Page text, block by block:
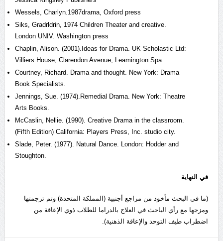
Wessels, Charlyn.1987drama, Oxford press
Siks, Gradrldrin, 1974 Children Theater and creative.
London UNIV. Washington press
Chaplin, Alison. (2001).Ideas for Drama. UK Scholastic Ltd:
Villiers House, Clarendon Avenue, Leamington Spa.
Courtney, Richard. Drama and thought. New York: Drama
Book Specialists.
Jennings, Sue. (1974).Remedial Drama. New York: Theatre
Arts Books.
McCaslin, Nellie. (1990). Creative Drama in the classroom.
(Fifth Edition) California: Players Press, Inc. studio city.
Slade, Peter. (1977). Natural Dance. London: Hodder and
Stoughton.
في النهاية
(ما في البحث مأخوذ من مراجع أجنبية (المملكة المتحدة) وتم ترجمتها
ومزجها مع رأي الباحث في العلاج بالدراما للطلاب ذوي الإعاقة من
اضطراب طيف التوحد والإعاقة الذهنية).